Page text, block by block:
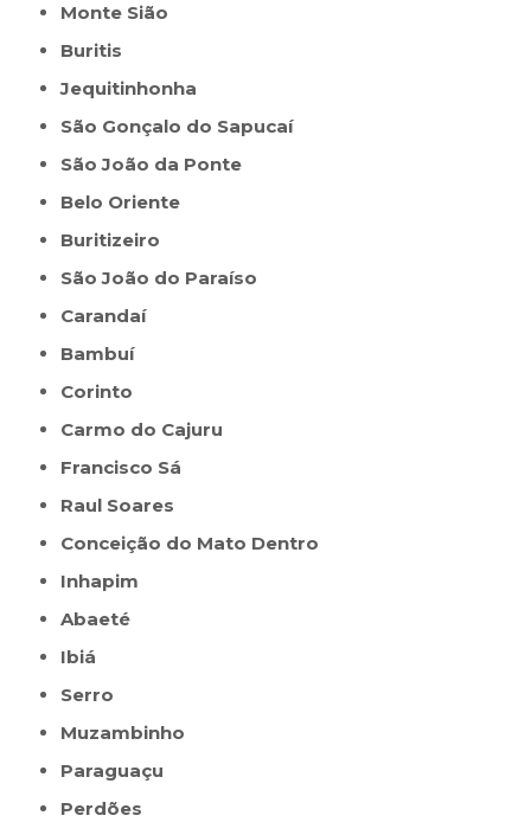
Monte Sião
Buritis
Jequitinhonha
São Gonçalo do Sapucaí
São João da Ponte
Belo Oriente
Buritizeiro
São João do Paraíso
Carandaí
Bambuí
Corinto
Carmo do Cajuru
Francisco Sá
Raul Soares
Conceição do Mato Dentro
Inhapim
Abaeté
Ibiá
Serro
Muzambinho
Paraguaçu
Perdões